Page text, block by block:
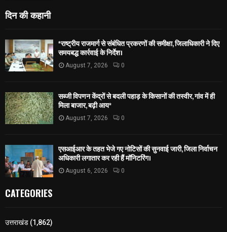
दिन की कहानी
*राष्ट्रीय राजमार्ग से संबंधित प्रकरणों की समीक्षा, जिलाधिकारी ने दिए
समयबद्ध कार्रवाई के निर्देश।
August 7, 2026 0
सब्जी विपणन केंद्रों से बदली पहाड़ के किसानों की तस्वीर, गांव में ही
मिला बाजार, बढ़ी आय*
August 7, 2026 0
एसआईआर के तहत भेजे गए नोटिसों की सुनवाई जारी, जिला निर्वाचन
अधिकारी लगातार कर रही हैं मॉनिटरिंग।
August 6, 2026 0
CATEGORIES
उत्तराखंड (1,862)